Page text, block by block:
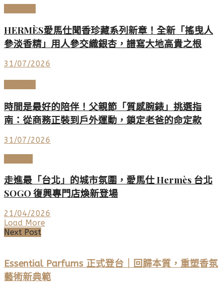
HERMÈS愛馬仕聞香珍藏系列新章！全新「搖曳人
參淡香精」用人參交織銀杏，譜寫大地高貴之根
31/07/2026
時間是最好的陪伴！父親節「質感腕錶」挑選指
南：從商務正裝到戶外運動，鎖定老爸的命定款
31/07/2026
走進最「台北」的城市氛圍，愛馬仕 Hermès 台北
SOGO 復興專門店煥新登場
21/04/2026
Load More
Next Post
Essential Parfums 正式登台｜回歸本質，重塑香氛
藝術新典範